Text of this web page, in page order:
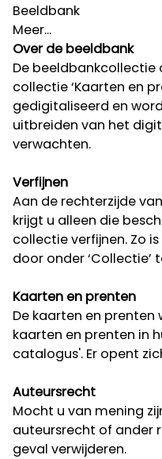
Beeldbank
Meer...
Over de beeldbank
De
collectie ‘Kaarten en
gedigitaliseerd en
uitbreiden van het
verwachten.
Verfijnen
Aan de rechterzijde
krijgt u alleen die
collectie verfijnen. Zo
door onder ‘Collectie’
Kaarten en prenten
De kaarten en
kaarten en prenten in
catalogus'. Er opent
Auteursrecht
Mocht u van mening
auteursrecht of ander
geval verwijderen.